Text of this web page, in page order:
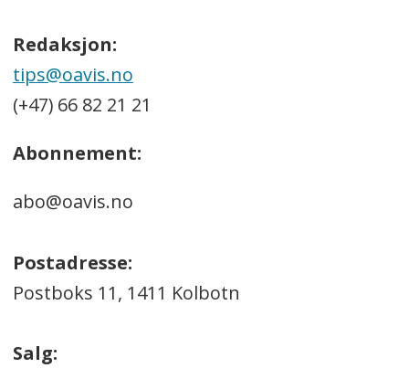
Redaksjon:
tips@oavis.no
(+47) 66 82 21 21
Abonnement:
abo@oavis.no
Postadresse:
Postboks 11, 1411 Kolbotn
Salg: